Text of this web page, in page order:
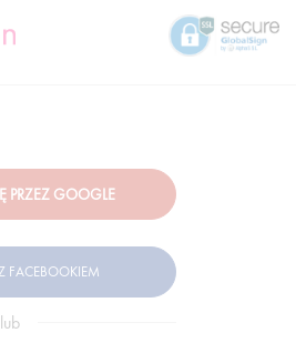
lub